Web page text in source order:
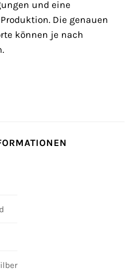
und eine
Die genauen
können je nach